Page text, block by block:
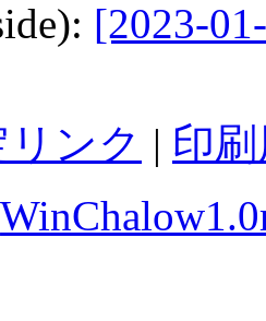
[2023-
リンク | 印